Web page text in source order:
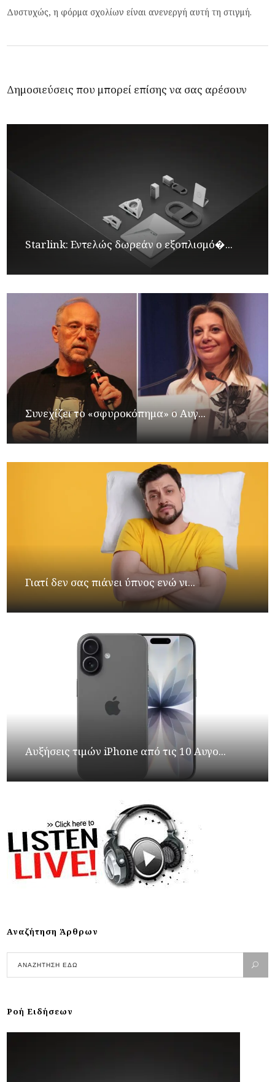
Δυστυχώς, η φόρμα σχολίων είναι ανενεργή αυτή τη στιγμή.
Δημοσιεύσεις που μπορεί επίσης να σας αρέσουν
Starlink: Εντελώς δωρεάν ο εξοπλισμό�...
Συνεχίζει το «σφυροκόπημα» ο Αυγ...
Γιατί δεν σας πιάνει ύπνος ενώ νι...
Αυξήσεις τιμών iPhone από τις 10 Αυγο...
Αναζήτηση Άρθρων
Ροή Ειδήσεων